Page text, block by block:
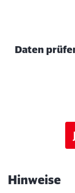
Daten
Hinweise